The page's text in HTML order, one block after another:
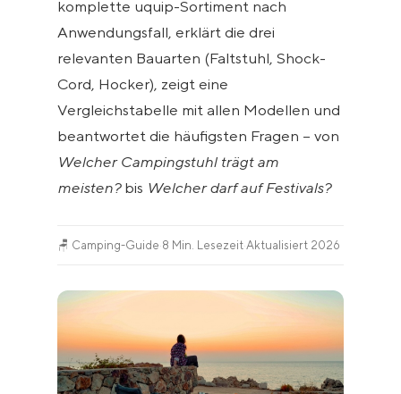
komplette uquip-Sortiment nach
Anwendungsfall, erklärt die drei
relevanten Bauarten (Faltstuhl, Shock-
Cord, Hocker), zeigt eine
Vergleichstabelle mit allen Modellen und
beantwortet die häufigsten Fragen – von
Welcher Campingstuhl trägt am
meisten?bis Welcher darf auf Festivals?
🪑 Camping-Guide·8 Min. Lesezeit·Aktualisiert 2026